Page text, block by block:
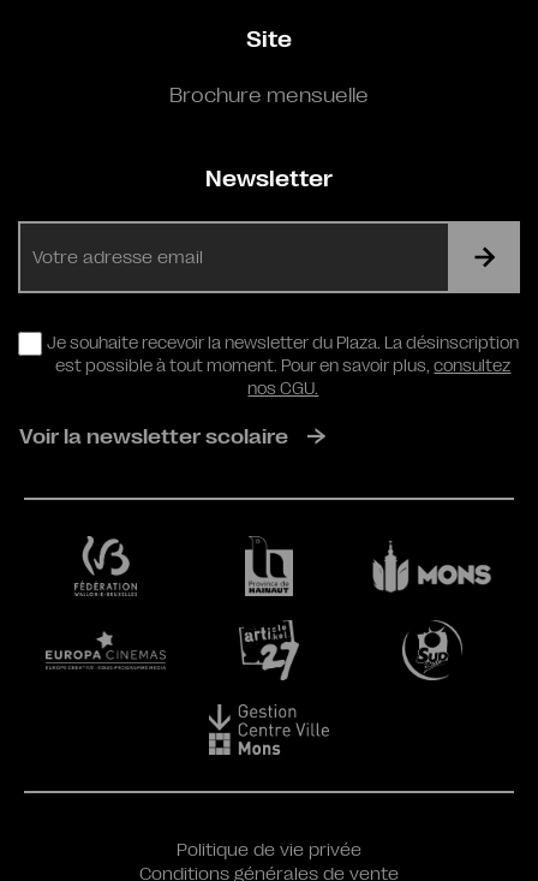
Site
Brochure mensuelle
Newsletter
RGPD
Je souhaite recevoir la newsletter du Plaza. La désinscription
est possible à tout moment. Pour en savoir plus,consultez
nos CGU.
Voir la newsletter scolaire
Politique de vie privée
Conditions générales de vente